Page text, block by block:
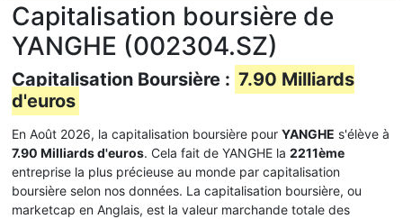
Capitalisation boursière de
YANGHE (002304.SZ)
Capitalisation Boursière : 7.90 Milliards
d'euros
En Août 2026, la capitalisation boursière pour YANGHE s'élève à
7.90 Milliards d'euros. Cela fait de YANGHE la 2211ème
entreprise la plus précieuse au monde par capitalisation
boursière selon nos données. La capitalisation boursière, ou
marketcap en Anglais, est la valeur marchande totale des